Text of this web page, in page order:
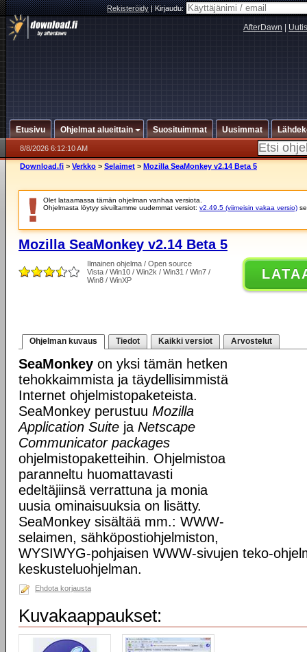
Rekisteröidy|Kirjaudu:
AfterDawn
Etusivu Ohjelmat alueittain Suosituimmat Uusimmat
8/8/2026 6:12:10 AM
Download.fi > Verkko > Selaimet > Mozilla SeaMonkey v2.14 Beta 5
Olet lataamassa tämän ohjelman vanhaa versiota.
Ohjelmasta löytyy sivuiltamme uudemmat versiot: v2.49.5 (viimeisin vakaa versio)
Mozilla SeaMonkey v2.14 Beta 5
Ilmainen ohjelma / Open source
Vista / Win10 / Win2k / Win31 / Win7 /
Win8 / WinXP
Ohjelman kuvaus Tiedot Kaikki versiot Arvostelut
SeaMonkey on yksi tämän hetken
tehokkaimmista ja täydellisimmistä
Internet ohjelmistopaketeista.
SeaMonkey perustuu Mozilla
Application Suite ja Netscape
Communicator packages
ohjelmistopaketteihin. Ohjelmistoa
paranneltu huomattavasti
edeltäjiinsä verrattuna ja monia
uusia ominaisuuksia on lisätty.
SeaMonkey sisältää mm.: WWW-
selaimen, sähköpostiohjelmiston,
WYSIWYG-pohjaisen WWW-sivujen teko-
keskusteluohjelman.
Ehdota korjausta
Kuvakaappaukset: